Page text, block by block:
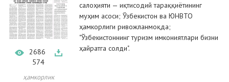
2686
574
ҳамкорлик
салоҳияти — иқтисодий тараққиётининг
муҳим асоси; Ўзбекистон ва ЮНВТО
ҳамкорлиги ривожланмоқда;
"Ўзбекистоннинг туризм имкониятлари бизни
ҳайратга солди".